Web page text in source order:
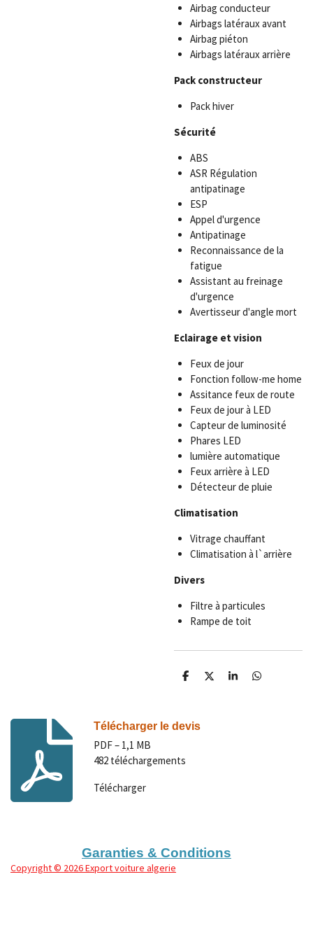
Airbag conducteur
Airbags latéraux avant
Airbag piéton
Airbags latéraux arrière
Pack constructeur
Pack hiver
Sécurité
ABS
ASR Régulation
antipatinage
ESP
Appel d'urgence
Antipatinage
Reconnaissance de la
fatigue
Assistant au freinage
d'urgence
Avertisseur d'angle mort
Eclairage et vision
Feux de jour
Fonction follow-me home
Assitance feux de route
Feux de jour à LED
Capteur de luminosité
Phares LED
lumière automatique
Feux arrière à LED
Détecteur de pluie
Climatisation
Vitrage chauffant
Climatisation à l`arrière
Divers
Filtre à particules
Rampe de toit
P
a
g
P
P
P
Télécharger le devis
PDF – 1,1 MB
482 téléchargements
Télécharger
Garanties & Conditions
Copyright© 2026 Export voiture algerie